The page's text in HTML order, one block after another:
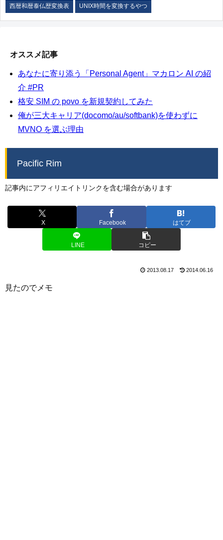
西暦和暦泰仏歴変換表 UNIX時間を変換するやつ
オススメ記事
あなたに寄り添う「Personal Agent」マカロン AI の紹
介 #PR
格安 SIM の povo を新規契約してみた
俺が三大キャリア(docomo/au/softbank)を使わずに
MVNO を選ぶ理由
Pacific Rim
記事内にアフィリエイトリンクを含む場合があります
X Facebook はてブ
LINE コピー
2013.08.17 2014.06.16
見たのでメモ